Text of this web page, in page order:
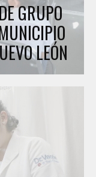
GRUPO
LEÓN